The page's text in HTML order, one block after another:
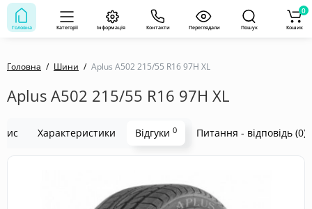
Головна Категорії Інформація Контакти Переглядали Пошук Кошик
0
Головна Шини Aplus A502 215/55 R16 97H XL
Aplus A502 215/55 R16 97H XL
Характеристики Відгуки 0 Питання - відповідь (0)